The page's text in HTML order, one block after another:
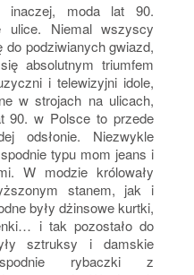
inaczej, moda lat 90.
ulice. Niemal wszyscy
do podziwianych gwiazd,
absolutnym triumfem
i telewizyjni idole,
w strojach na ulicach,
90. w Polsce to przede
odsłonie. Niezwykle
typu mom jeans i
W modzie królowały
stanem, jak i
były dżinsowe kurtki,
i tak pozostało do
sztruksy i damskie
rybaczki z